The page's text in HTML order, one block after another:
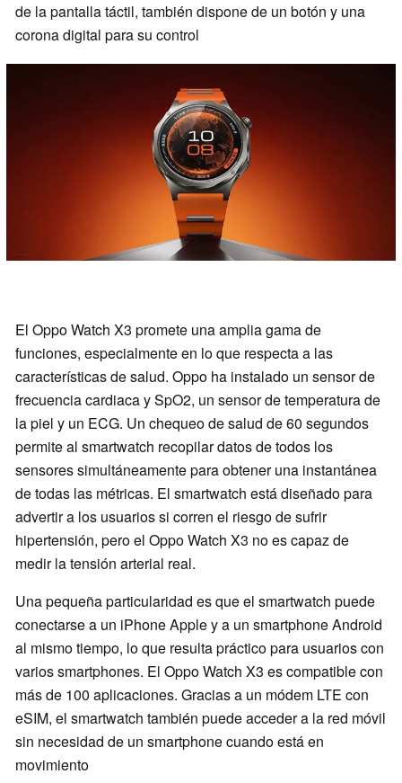
de la pantalla táctil, también dispone de un botón y una
corona digital para su control
El Oppo Watch X3 promete una amplia gama de
funciones, especialmente en lo que respecta a las
características de salud. Oppo ha instalado un sensor de
frecuencia cardiaca y SpO2, un sensor de temperatura de
la piel y un ECG. Un chequeo de salud de 60 segundos
permite al smartwatch recopilar datos de todos los
sensores simultáneamente para obtener una instantánea
de todas las métricas. El smartwatch está diseñado para
advertir a los usuarios si corren el riesgo de sufrir
hipertensión, pero el Oppo Watch X3 no es capaz de
medir la tensión arterial real.
Una pequeña particularidad es que el smartwatch puede
conectarse a un iPhone Apple y a un smartphone Android
al mismo tiempo, lo que resulta práctico para usuarios con
varios smartphones. El Oppo Watch X3 es compatible con
más de 100 aplicaciones. Gracias a un módem LTE con
eSIM, el smartwatch también puede acceder a la red móvil
sin necesidad de un smartphone cuando está en
movimiento